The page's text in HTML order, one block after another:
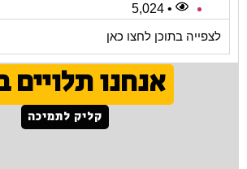
• 5,024
לצפייה בתוכן לחצו כאן
אנחנו תלויים
קליק לתמיכה